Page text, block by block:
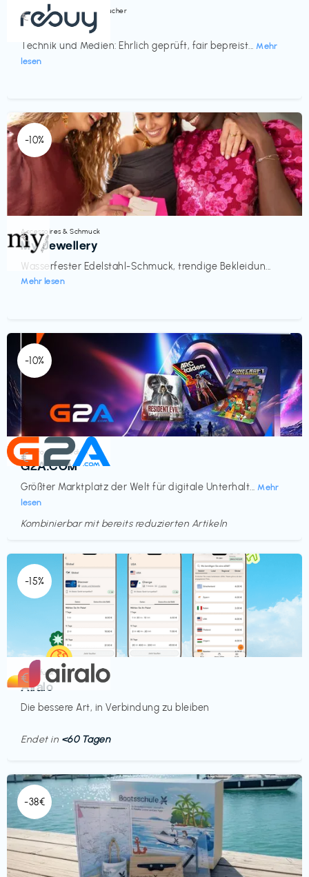
Bücher, Magazine & Hörbücher
rebuy
Technik und Medien: Ehrlich geprüft, fair bepreist... Mehr
lesen
€‎
-10%
Accessoires & Schmuck
My Jewellery
Wasserfester Edelstahl-Schmuck, trendige Bekleidun...
Mehr lesen
€‎
-10%
Elektronik & Medien
G2A.COM
Größter Marktplatz der Welt für digitale Unterhalt... Mehr
lesen
€‎
Kombinierbar mit bereits reduzierten Artikeln
-15%
Mobilfunk
Airalo
Die bessere Art, in Verbindung zu bleiben
€‎
Endet in <60 Tagen
-38€